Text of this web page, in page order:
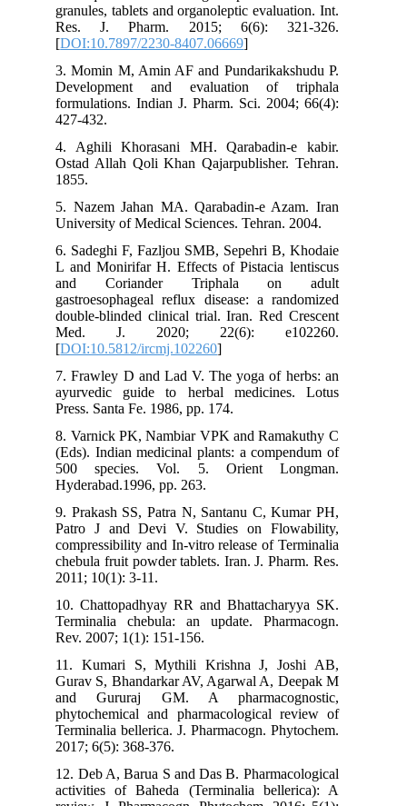
granules, tablets and organoleptic evaluation. Int.
Res. J. Pharm. 2015; 6(6): 321-326.
[DOI:10.7897/2230-8407.06669
3. Momin M, Amin AF and Pundarikakshudu P.
Development and evaluation of triphala
formulations. Indian J. Pharm. Sci. 2004; 66(4):
427-432.
4. Aghili Khorasani MH. Qarabadin-e kabir.
Ostad Allah Qoli Khan Qajarpublisher. Tehran.
1855.
5. Nazem Jahan MA. Qarabadin-e Azam. Iran
University of Medical Sciences. Tehran. 2004.
6. Sadeghi F, Fazljou SMB, Sepehri B, Khodaie
L and Monirifar H. Effects of Pistacia lentiscus
and Coriander Triphala on adult
gastroesophageal reflux disease: a randomized
double-blinded clinical trial. Iran. Red Crescent
Med. J. 2020; 22(6): e102260.
[DOI:10.5812/ircmj.102260
7. Frawley D and Lad V. The yoga of herbs: an
ayurvedic guide to herbal medicines. Lotus
Press. Santa Fe. 1986, pp. 174.
8. Varnick PK, Nambiar VPK and Ramakuthy C
(Eds). Indian medicinal plants: a compendum of
500 species. Vol. 5. Orient Longman.
Hyderabad.1996, pp. 263.
9. Prakash SS, Patra N, Santanu C, Kumar PH,
Patro J and Devi V. Studies on Flowability,
compressibility and In-vitro release of Terminalia
chebula fruit powder tablets. Iran. J. Pharm. Res.
2011; 10(1): 3-11.
10. Chattopadhyay RR and Bhattacharyya SK.
Terminalia chebula: an update. Pharmacogn.
Rev. 2007; 1(1): 151-156.
11. Kumari S, Mythili Krishna J, Joshi AB,
Gurav S, Bhandarkar AV, Agarwal A, Deepak M
and Gururaj GM. A pharmacognostic,
phytochemical and pharmacological review of
Terminalia bellerica. J. Pharmacogn. Phytochem.
2017; 6(5): 368-376.
12. Deb A, Barua S and Das B. Pharmacological
activities of Baheda (Terminalia bellerica): A